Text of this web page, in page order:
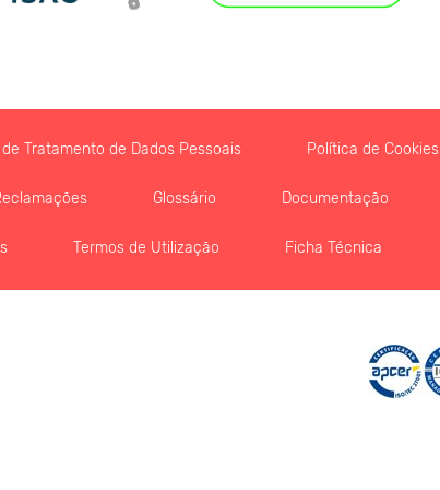
Tratamento de Dados Pessoais Política de Cookies
Glossário Documentação
Termos de Utilização Ficha Técnica